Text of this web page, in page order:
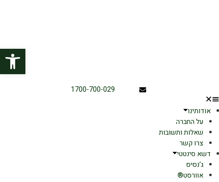
1700-700-029
אודותינו
על החברה
שאלות ותשובות
צרו קשר
דשא סינטטי
ג'נסיס
אוורסט®